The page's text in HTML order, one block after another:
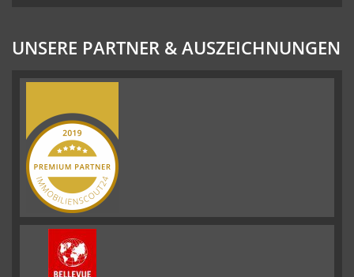
UNSERE PARTNER & AUSZEICHNUNGEN